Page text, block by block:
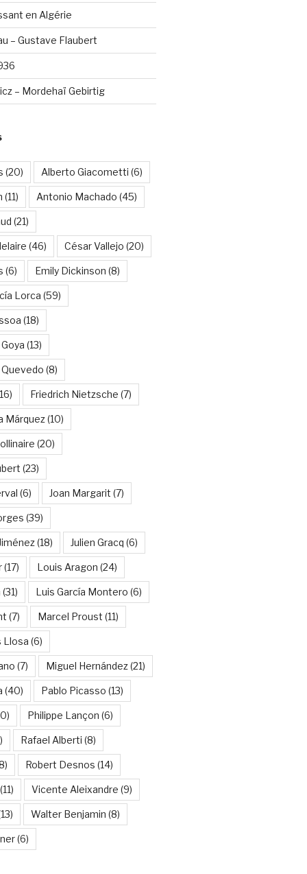
en Algérie
– Gustave Flaubert
– Mordehaï Gebirtig
(20) Alberto Giacometti (6)
(11) Antonio Machado (45)
(21)
(46) César Vallejo (20)
(6) Emily Dickinson (8)
Lorca (59)
(18)
(13)
(8)
Friedrich Nietzsche (7)
Márquez(10)
(20)
(23)
(6) Joan Margarit (7)
(39)
(18) Julien Gracq (6)
(17) Louis Aragon (24)
(31) Luis García Montero (6)
(7) Marcel Proust (11)
Llosa (6)
(7) Miguel Hernández(21)
(40) Pablo Picasso (13)
Philippe Lançon (6)
Rafael Alberti (8)
Robert Desnos (14)
(11) Vicente Aleixandre (9)
Walter Benjamin (8)
(6)